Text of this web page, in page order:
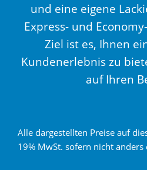
und eine eigene
Express- und
Ziel ist es, Ihnen
Kundenerlebnis zu
auf Ihren
Alle dargestellten Preise auf
19% MwSt. sofern nicht anders